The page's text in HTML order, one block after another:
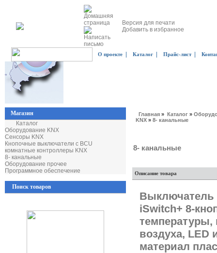
Версия для печати
Добавить в избранное
О проекте Каталог Прайс-лист|
Магазин
Каталог
Оборудование KNX
Сенсоры KNX
Кнопочные выключатели с BCU
комнатные контроллеры KNX
8- канальные
Оборудование прочее
Программное обеспечение
Поиск товаров
Главная » Каталог »
KNX » 8- канальные
8- канальные
Описание товара
Выключатель
iSwitch+ 8-
температуры,
воздуха, LED
материал